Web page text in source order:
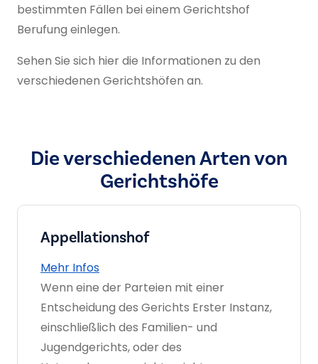
bestimmten Fällen bei einem Gerichtshof
Berufung einlegen.
Sehen Sie sich hier die Informationen zu den
verschiedenen Gerichtshöfen an.
Die verschiedenen Arten von
Gerichtshöfe
Appellationshof
Mehr Infos
Wenn eine der Parteien mit einer
Entscheidung des Gerichts Erster Instanz,
einschließlich des Familien- und
Jugendgerichts, oder des